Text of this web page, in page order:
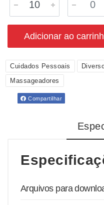
Adicionar ao
Cuidados Pessoais
Massageadores
Compartilhar
Arquivos para